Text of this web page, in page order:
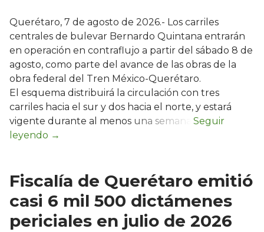
Querétaro, 7 de agosto de 2026.- Los carriles
centrales de bulevar Bernardo Quintana entrarán
en operación en contraflujo a partir del sábado 8 de
agosto, como parte del avance de las obras de la
obra federal del Tren México-Querétaro.
El esquema distribuirá la circulación con tres
carriles hacia el sur y dos hacia el norte, y estará
vigente durante al menos una semana.
Fiscalía de Querétaro emitió
casi 6 mil 500 dictámenes
periciales en julio de 2026